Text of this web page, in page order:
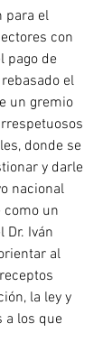
para el
con
pago de
el
un gremio
donde se
y darle
nacional
como un
Dr. Iván
al
la ley y
a los que